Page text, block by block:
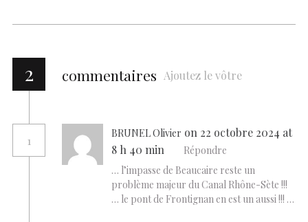
2 commentaires Ajoutez le vôtre
1
BRUNEL Olivier on 22 octobre 2024 at
8 h 40 min
Répondre
… l’impasse de Beaucaire reste un
problème majeur du Canal Rhône-Sète !!!
… le pont de Frontignan en est un aussi !!! …